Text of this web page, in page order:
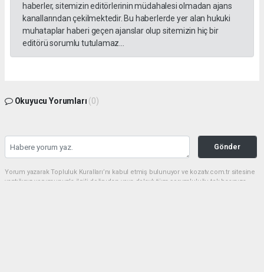
haberler, sitemizin editörlerinin müdahalesi olmadan ajans
kanallarından çekilmektedir. Bu haberlerde yer alan hukuki
muhataplar haberi geçen ajanslar olup sitemizin hiç bir
editörü sorumlu tutulamaz...
Okuyucu Yorumları (0)
Gönder
Yorum yazarak Topluluk Kuralları’nı kabul etmiş bulunuyor ve kozatv.com.tr sitesine
yaptığınız yorumunuzla ilgili doğrudan veya dolaylı tüm sorumluluğu tek başınıza